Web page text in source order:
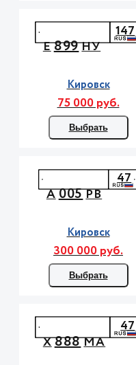
Е899НУ
147
Кировск
75 000 руб.
Выбрать
А005РВ
47
Кировск
300 000 руб.
Выбрать
Х888МА
47